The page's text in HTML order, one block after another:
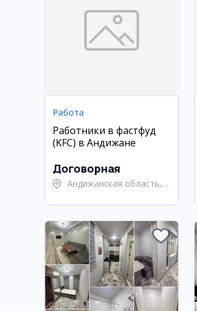
Работа
Работники в фастфуд
(KFC) в Андижане
Договорная
Андижанская область,